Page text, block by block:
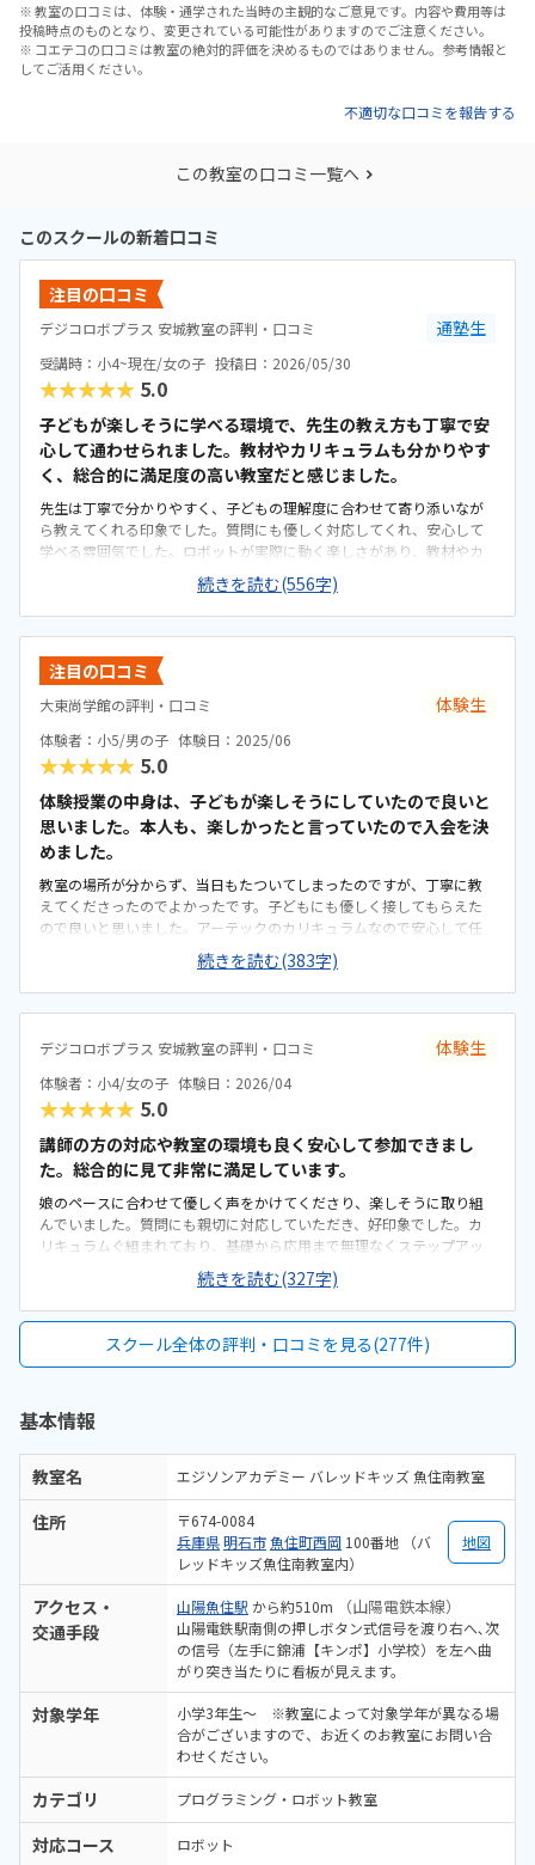
※ 教室の口コミは、体験・通学された当時の主観的なご意見です。内容や費用等は
投稿時点のものとなり、変更されている可能性がありますのでご注意ください。
※ コエテコの口コミは教室の絶対的評価を決めるものではありません。参考情報と
してご活用ください。
不適切な口コミを報告する
この教室の口コミ一覧へ
このスクールの新着口コミ
注目の口コミ
デジコロボプラス 安城教室の評判・口コミ 通塾生
受講時：小4~現在/女の子 投稿日：2026/05/30
★★★★★ 5.0
子どもが楽しそうに学べる環境で、先生の教え方も丁寧で安
心して通わせられました。教材やカリキュラムも分かりやす
く、総合的に満足度の高い教室だと感じました。
先生は丁寧で分かりやすく、子どもの理解度に合わせて寄り添いなが
ら教えてくれる印象でした。質問にも優しく対応してくれ、安心して
学べる雰囲気でした。ロボットが実際に動く楽しさがあり、教材やカ
リキュラムも分かりやすく、試行錯誤しながら学べてとても充実して
いるカリキュラムでした。駅から近く通いやすく、教室の雰囲気も明
るく安心して通えました。教室は明るく学びやすい雰囲気でしたが、
共同のトイレが和式のみしかなく、娘が和式トイレを使えないため設
備面がもう少し配慮されていると安心して通えると感じました。料金
設定は内容に対して妥当で、負担も特に感じませんでした。カリキュ
ラムやサポート面を考えると納得できる価格で、安心して続けられる
姿が親として嬉しかったです。特にロボットが動いた瞬間の笑顔が印
象的で、意欲的に学べる環境だと感じました。教室自体は学びやすい
使用できない点が残念でした。また、設備面でももう少し子ども向け
の配慮があるとより安心して通えると感じました。子どもが毎回楽し
そうに通っており、学ぶ意欲が自然と高まっているのを感じました。
先生もとても親切で、安心して任せられる環境だと思いました。
続きを読む(556字)
注目の口コミ
大東尚学館の評判・口コミ 体験生
体験者：小5/男の子 体験日：2025/06
★★★★★ 5.0
体験授業の中身は、子どもが楽しそうにしていたので良いと
思いました。本人も、楽しかったと言っていたので入会を決
めました。
教室の場所が分からず、当日もたついてしまったのですが、丁寧に教
えてくださったのでよかったです。子どもにも優しく接してもらえた
ので良いと思いました。アーテックのカリキュラムなので安心して任
せられそうだと思いました。子どもも楽しそうにしていたのでよかっ
たです。子どもが好きそうな感じでした。駅から近いので、どこから
でも通いやすいと思いました。うちは家が最寄り駅から近くなので、
電車には乗らず直接通えるのが良いと思いました。雑居ビルの中にあ
じさせない雰囲気で良いと思いました。月謝は決して安くはないです
が、将来の投資として頑張っていこうと思いました。子供が楽しく通
えるのが一番だと思いました。体験のあと家を空けることが多く電話
がつながりにくかったのですが、メールでフォローアップしてくださ
り安心感がありました。
続きを読む(383字)
デジコロボプラス 安城教室の評判・口コミ 体験生
体験者：小4/女の子 体験日：2026/04
★★★★★ 5.0
講師の方の対応や教室の環境も良く安心して参加できまし
た。総合的に見て非常に満足しています。
娘のペースに合わせて優しく声をかけてくださり、楽しそうに取り組
んでいました。質問にも親切に対応していただき、好印象でした。カ
リキュラムぐ組まれており、基礎から応用まで無理なくステップアッ
プできる印象でした。教材も準備されていて、安心して学べる内容だ
と感じました。自宅から車で送迎しやすい距離でしたし、時間帯も無
理なく通える範囲で、安心して続けられそうです。教材がきちんと整
気も明るく初めてでも入りやすかったです。ロボット教材や指導の質
を踏まえると料金は適切だと思います。。内容に見合った価格だと感
気づくりがされていると感じました。
続きを読む(327字)
スクール全体の評判・口コミを見る(277件)
基本情報
教室名 エジソンアカデミー バレッドキッズ 魚住南教室
住所
〒674-0084
兵庫県明石市魚住町西岡 100番地 （バ
レッドキッズ魚住南教室内）
地図
アクセス・
交通手段
山陽魚住駅 から約510m （山陽電鉄本線）
山陽電鉄駅南側の押しボタン式信号を渡り右へ､次
の信号（左手に錦浦【キンポ】小学校）を左へ曲
がり突き当たりに看板が見えます。
対象学年
小学3年生～ ※教室によって対象学年が異なる場
合がございますので、お近くのお教室にお問い合
わせください。
カテゴリ プログラミング・ロボット教室
対応コース ロボット